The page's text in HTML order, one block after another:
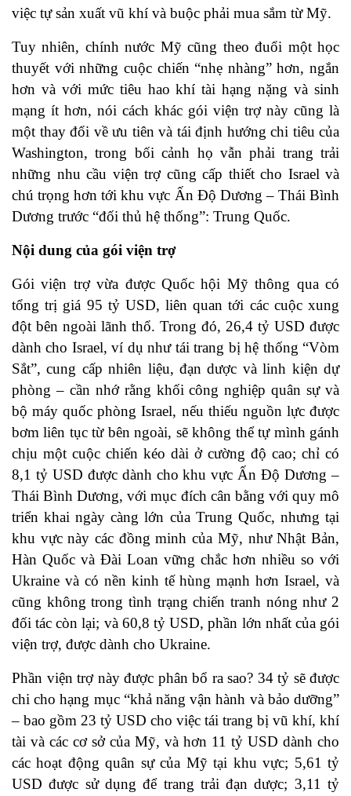
việc tự sản xuất vũ khí và buộc phải mua sắm từ Mỹ.
Tuy nhiên, chính nước Mỹ cũng theo đuổi một học
thuyết với những cuộc chiến “nhẹ nhàng” hơn, ngắn
hơn và với mức tiêu hao khí tài hạng nặng và sinh
mạng ít hơn, nói cách khác gói viện trợ này cũng là
một thay đổi về ưu tiên và tái định hướng chi tiêu của
Washington, trong bối cảnh họ vẫn phải trang trải
những nhu cầu viện trợ cũng cấp thiết cho Israel và
chú trọng hơn tới khu vực Ấn Độ Dương – Thái Bình
Dương trước “đối thủ hệ thống”: Trung Quốc.
Nội dung của gói viện trợ
Gói viện trợ vừa được Quốc hội Mỹ thông qua có
tổng trị giá 95 tỷ USD, liên quan tới các cuộc xung
đột bên ngoài lãnh thổ. Trong đó, 26,4 tỷ USD được
dành cho Israel, ví dụ như tái trang bị hệ thống “Vòm
Sắt”, cung cấp nhiên liệu, đạn dược và linh kiện dự
phòng – cần nhớ rằng khối công nghiệp quân sự và
bộ máy quốc phòng Israel, nếu thiếu nguồn lực được
bơm liên tục từ bên ngoài, sẽ không thể tự mình gánh
chịu một cuộc chiến kéo dài ở cường độ cao; chỉ có
8,1 tỷ USD được dành cho khu vực Ấn Độ Dương –
Thái Bình Dương, với mục đích cân bằng với quy mô
triển khai ngày càng lớn của Trung Quốc, nhưng tại
khu vực này các đồng minh của Mỹ, như Nhật Bản,
Hàn Quốc và Đài Loan vững chắc hơn nhiều so với
Ukraine và có nền kinh tế hùng mạnh hơn Israel, và
cũng không trong tình trạng chiến tranh nóng như 2
đối tác còn lại; và 60,8 tỷ USD, phần lớn nhất của gói
viện trợ, được dành cho Ukraine.
Phần viện trợ này được phân bổ ra sao? 34 tỷ sẽ được
chi cho hạng mục “khả năng vận hành và bảo dưỡng”
– bao gồm 23 tỷ USD cho việc tái trang bị vũ khí, khí
tài và các cơ sở của Mỹ, và hơn 11 tỷ USD dành cho
các hoạt động quân sự của Mỹ tại khu vực; 5,61 tỷ
USD được sử dụng để trang trải đạn dược; 3,11 tỷ